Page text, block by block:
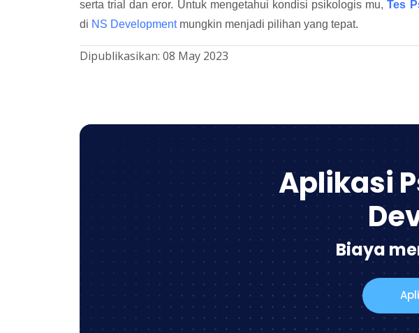
serta trial dan eror. Untuk mengetahui kondisi psikologis mu,Tes
di NS Developmentmungkin menjadi pilihan yang tepat.
Dipublikasikan: 08 May 2023
Aplikasi
Biaya